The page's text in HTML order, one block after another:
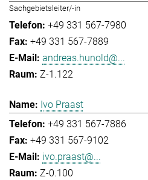
Sachgebietsleiter/-in
+49 331 567-7980
+49 331 567-7889
andreas.hunold@...
Z-1.122
Ivo Praast
+49 331 567-7886
+49 331 567-9102
ivo.praast@...
Z-0.100